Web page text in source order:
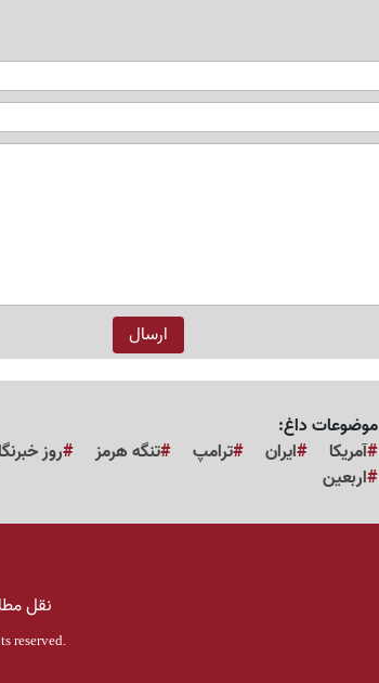
موضوعات داغ:
آمریکا
ایران ترامپ تنگه هرمز روز
اربعین
نقل
reserved.